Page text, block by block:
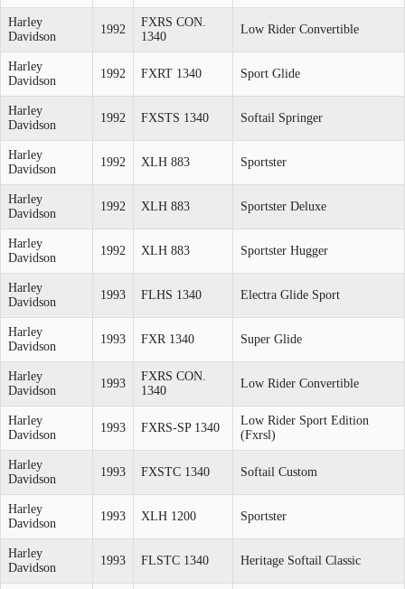
Harley
Davidson
1992
FXRS CON.
1340
Low Rider Convertible
Harley
Davidson
1992 FXRT 1340 Sport Glide
Harley
Davidson
1992 FXSTS 1340 Softail Springer
Harley
Davidson
1992 XLH 883 Sportster
Harley
Davidson
1992 XLH 883 Sportster Deluxe
Harley
Davidson
1992 XLH 883 Sportster Hugger
Harley
Davidson
1993 FLHS 1340 Electra Glide Sport
Harley
Davidson
1993 FXR 1340 Super Glide
Harley
Davidson
1993
FXRS CON.
1340
Low Rider Convertible
Harley
Davidson
1993 FXRS-SP 1340
Low Rider Sport Edition
(Fxrsl)
Harley
Davidson
1993 FXSTC 1340 Softail Custom
Harley
Davidson
1993 XLH 1200 Sportster
Harley
Davidson
1993 FLSTC 1340 Heritage Softail Classic